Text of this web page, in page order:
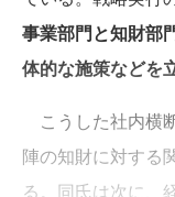
事業部門と知財部
体的な施策などを
こうした社内横
陣の知財に対する
る。同氏は次に、